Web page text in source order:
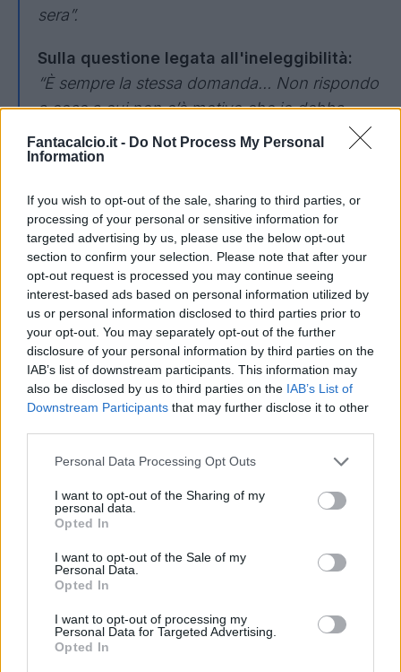
Fantacalcio.it - Do Not Process My Personal
Information
If you wish to opt-out of the sale, sharing to third parties, or
processing of your personal or sensitive information for
targeted advertising by us, please use the below opt-out
section to confirm your selection. Please note that after your
opt-out request is processed you may continue seeing
interest-based ads based on personal information utilized by
us or personal information disclosed to third parties prior to
your opt-out. You may separately opt-out of the further
disclosure of your personal information by third parties on the
IAB’s list of downstream participants. This information may
also be disclosed by us to third parties on the IAB’s List of
Downstream Participants that may further disclose it to other
Personal Data Processing Opt Outs
I want to opt-out of the Sharing of my
personal data.
Opted In
I want to opt-out of the Sale of my
Personal Data.
Opted In
I want to opt-out of processing my
Personal Data for Targeted Advertising.
Opted In
sera”.
Sulla questione legata all'ineleggibilità:
“È sempre la stessa domanda… Non rispondo
a cose a cui non c’è motivo che io debba
rispondere”.
tennis a Roma:
“Beh, è qualche anno che l’area del Foro
Italico, che conosciamo bene, ospita eventi di
campionato e la finale di Coppa Italia in
mezzo alla settimana del tennis. Può
succedere, serve buon senso e che qualcuno
faccia un passo indietro. Non penso che
arroccarsi su certe posizioni faccia l’interesse
di tutti. Oppure, visto che in tanti sono bravi a
sugli stadi”.
Sulla confusione:
“Ma i calendari mi sembra che siano
risponda io nemmeno candidato alla
Federcalcio. È vero che c’è questo discorso
della contemporaneità del tennis, le
problematiche mi sembra nascano dal fatto